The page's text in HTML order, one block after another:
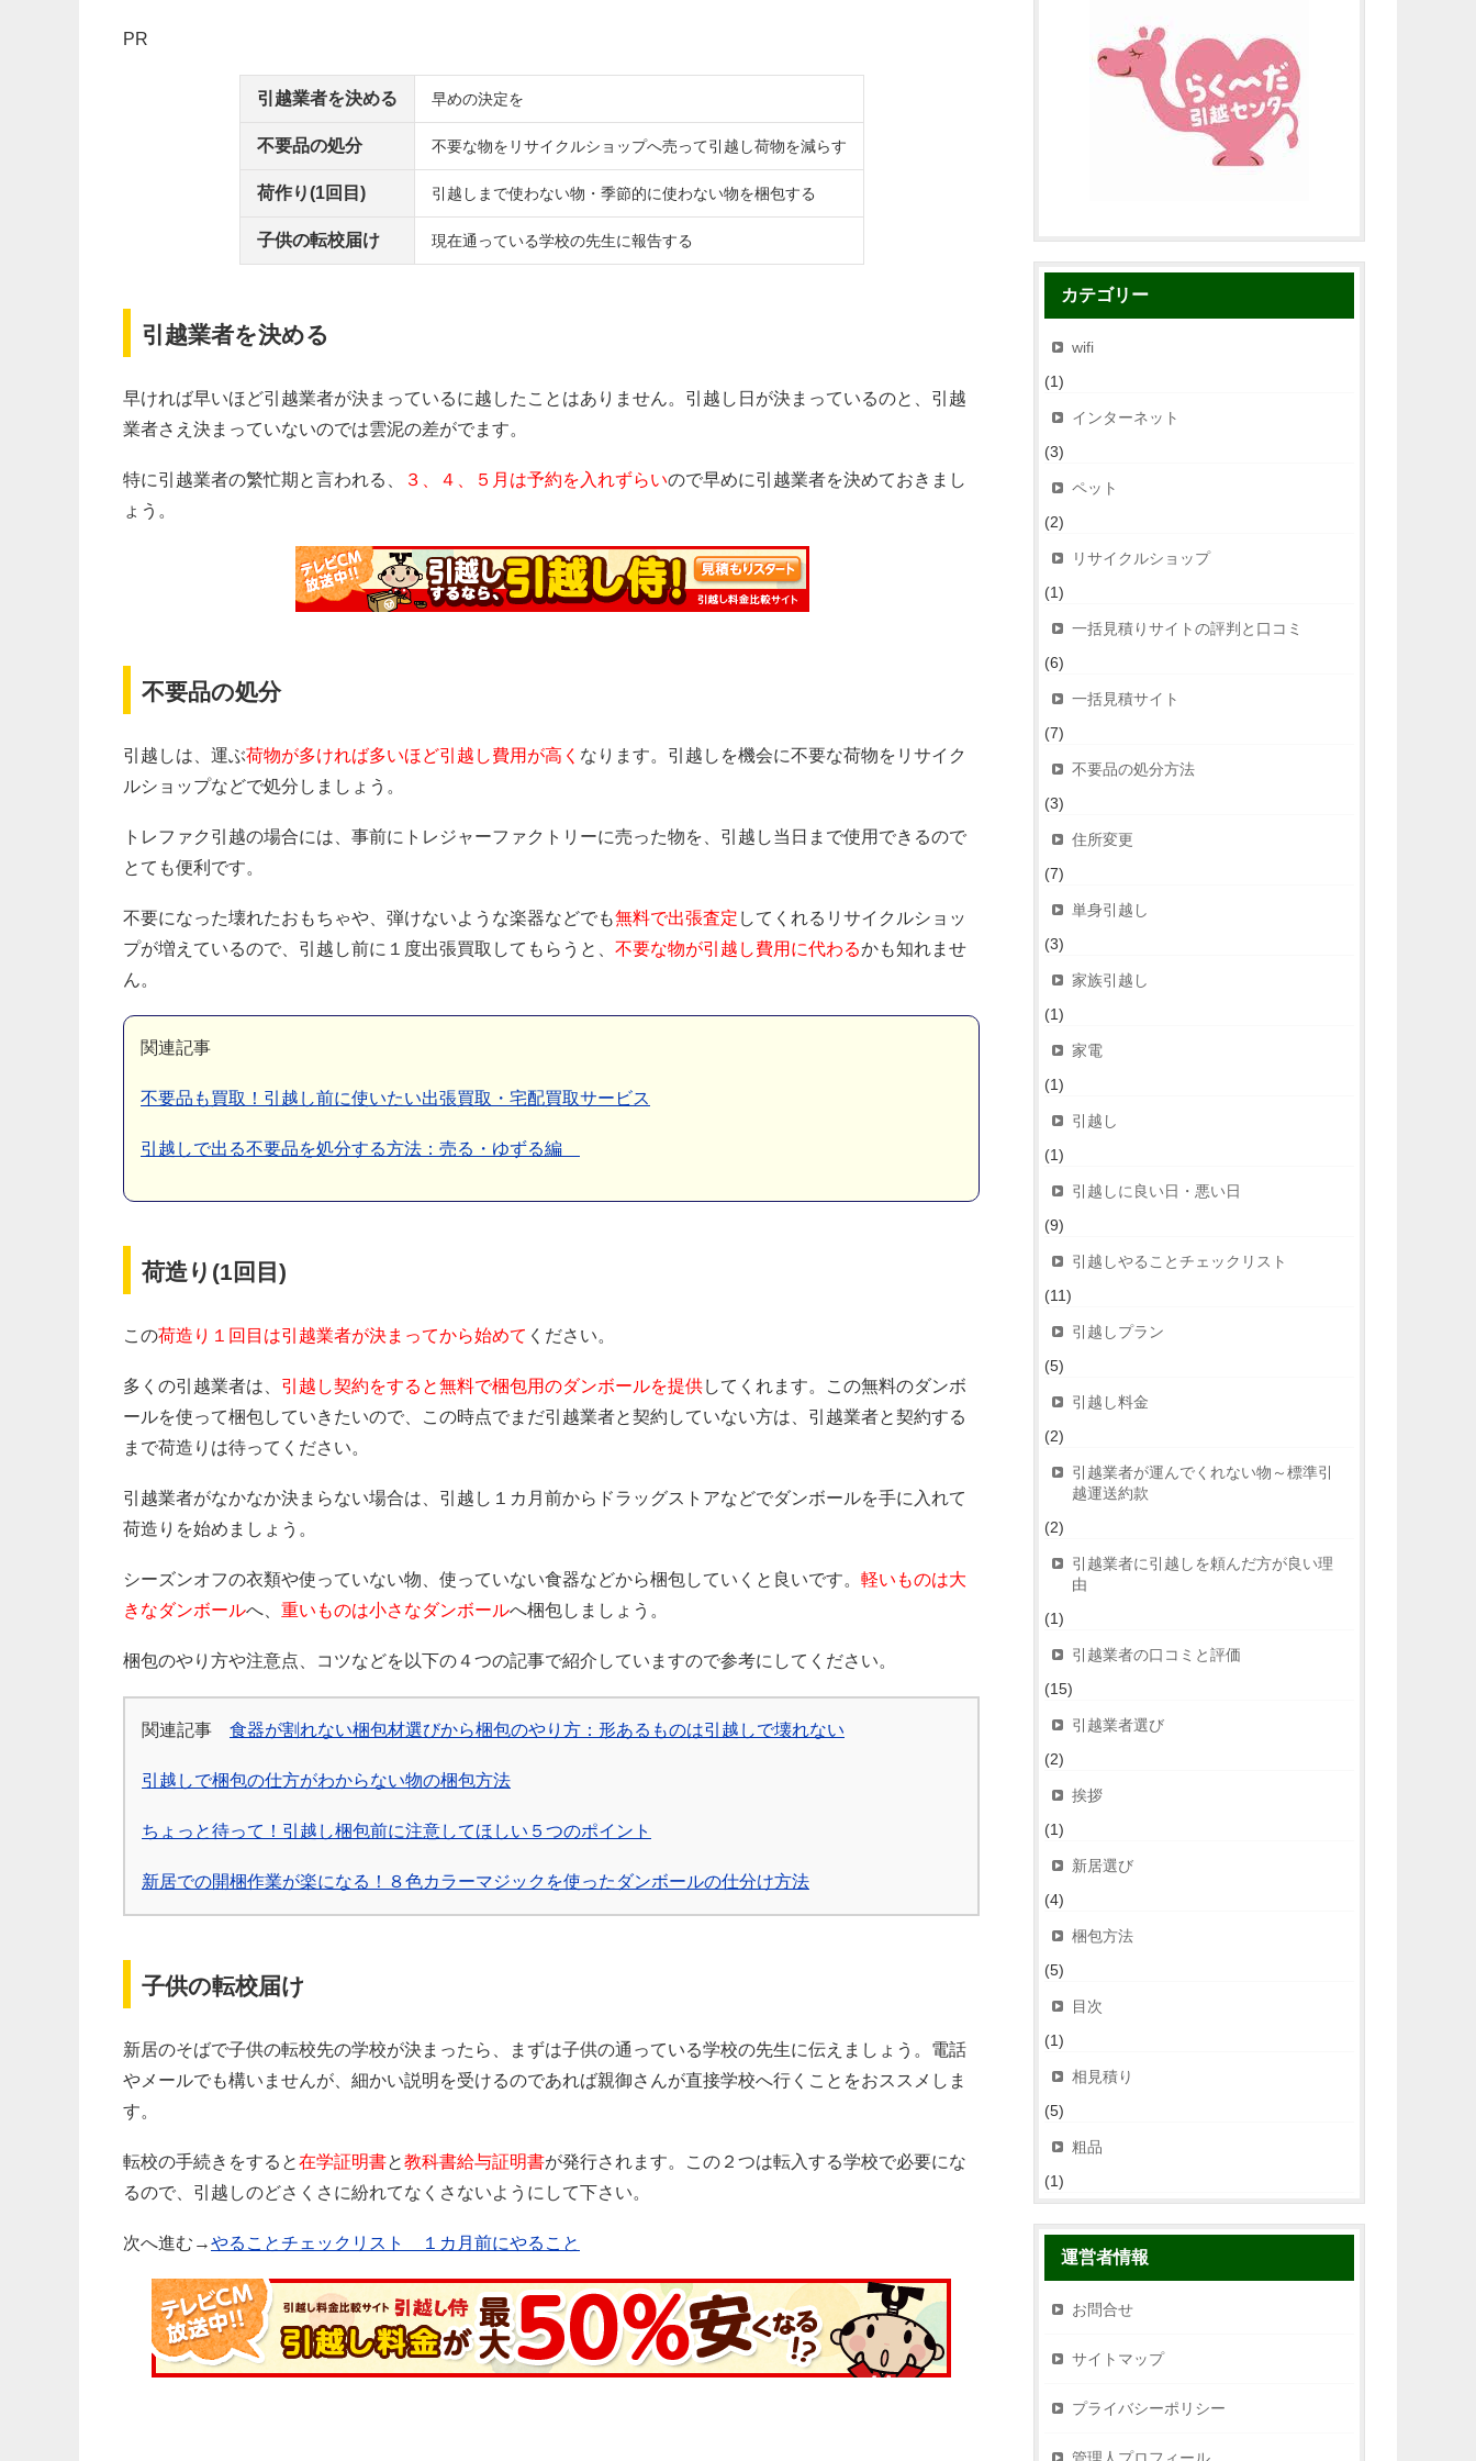
PR
引越業者を決める 早めの決定を
不要品の処分 不要な物をリサイクルショップへ売って引越し荷物を減らす
荷作り(1回目) 引越しまで使わない物・季節的に使わない物を梱包する
子供の転校届け 現在通っている学校の先生に報告する
引越業者を決める
早ければ早いほど引越業者が決まっているに越したことはありません。引越し日が決まっているのと、引越
業者さえ決まっていないのでは雲泥の差がでます。
特に引越業者の繁忙期と言われる、 ３、４、５月は予約を入れずらいので早めに引越業者を決めておきまし
ょう。
不要品の処分
引越しは、運ぶ荷物が多ければ多いほど引越し費用が高く なります。引越しを機会に不要な荷物をリサイク
ルショップなどで処分しましょう。
トレファク引越の場合には、事前にトレジャーファクトリーに売った物を、引越し当日まで使用できるので
とても便利です。
不要になった壊れたおもちゃや、弾けないような楽器などでも無料で出張査定 してくれるリサイクルショッ
プが増えているので、引越し前に１度出張買取してもらうと、 不要な物が引越し費用に代わるかも知れませ
ん。
関連記事
不要品も買取！引越し前に使いたい出張買取・宅配買取サービス
引越しで出る不要品を処分する方法：売る・ゆずる編
荷造り(1回目)
この荷造り１回目は引越業者が決まってから始めて ください。
多くの引越業者は、 引越し契約をすると無料で梱包用のダンボールを提供してくれます。この無料のダンボ
ールを使って梱包していきたいので、この時点でまだ引越業者と契約していない方は、引越業者と契約する
まで荷造りは待ってください。
引越業者がなかなか決まらない場合は、引越し１カ月前からドラッグストアなどでダンボールを手に入れて
荷造りを始めましょう。
シーズンオフの衣類や使っていない物、使っていない食器などから梱包していくと良いです。 軽いものは大
きなダンボールへ、 重いものは小さなダンボールへ梱包しましょう。
梱包のやり方や注意点、コツなどを以下の４つの記事で紹介していますので参考にしてください。
関連記事 食器が割れない梱包材選びから梱包のやり方：形あるものは引越しで壊れない
引越しで梱包の仕方がわからない物の梱包方法
ちょっと待って！引越し梱包前に注意してほしい５つのポイント
新居での開梱作業が楽になる！８色カラーマジックを使ったダンボールの仕分け方法
子供の転校届け
新居のそばで子供の転校先の学校が決まったら、まずは子供の通っている学校の先生に伝えましょう。電話
やメールでも構いませんが、細かい説明を受けるのであれば親御さんが直接学校へ行くことをおススメしま
す。
転校の手続きをすると在学証明書と教科書給与証明書が発行されます。この２つは転入する学校で必要にな
るので、引越しのどさくさに紛れてなくさないようにして下さい。
次へ進む→やることチェックリスト １カ月前にやること
カテゴリー
wifi
(1)
インターネット
(3)
ペット
(2)
リサイクルショップ
(1)
一括見積りサイトの評判と口コミ
(6)
一括見積サイト
(7)
不要品の処分方法
(3)
住所変更
(7)
単身引越し
(3)
家族引越し
(1)
家電
(1)
引越し
(1)
引越しに良い日・悪い日
(9)
引越しやることチェックリスト
(11)
引越しプラン
(5)
引越し料金
(2)
引越業者が運んでくれない物～標準引
越運送約款
(2)
引越業者に引越しを頼んだ方が良い理
由
(1)
引越業者の口コミと評価
(15)
引越業者選び
(2)
挨拶
(1)
新居選び
(4)
梱包方法
(5)
目次
(1)
相見積り
(5)
粗品
(1)
運営者情報
お問合せ
サイトマップ
プライバシーポリシー
管理人プロフィール